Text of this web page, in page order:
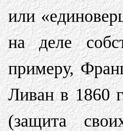
или
на деле
примеру,
Ливан в 1860
(защита